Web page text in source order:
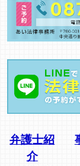
弁護士紹
介